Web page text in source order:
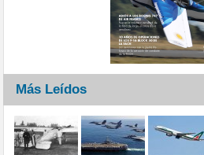
Más Leídos